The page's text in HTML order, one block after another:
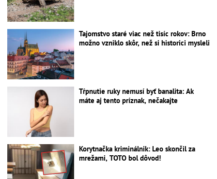
Tajomstvo staré viac než tisíc rokov: Brno
možno vzniklo skôr, než si historici mysleli
Tŕpnutie ruky nemusí byť banalita: Ak
máte aj tento príznak, nečakajte
Korytnačka kriminálnik: Leo skončil za
mrežami, TOTO bol dôvod!